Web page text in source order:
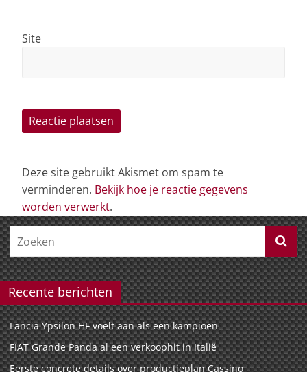
Site
Deze site gebruikt Akismet om spam te
verminderen. Bekijk hoe je reactie gegevens
worden verwerkt.
Recente berichten
Lancia Ypsilon HF voelt aan als een kampioen
FIAT Grande Panda al een verkoophit in Italië
Eerste concrete details over productieplan Cassino